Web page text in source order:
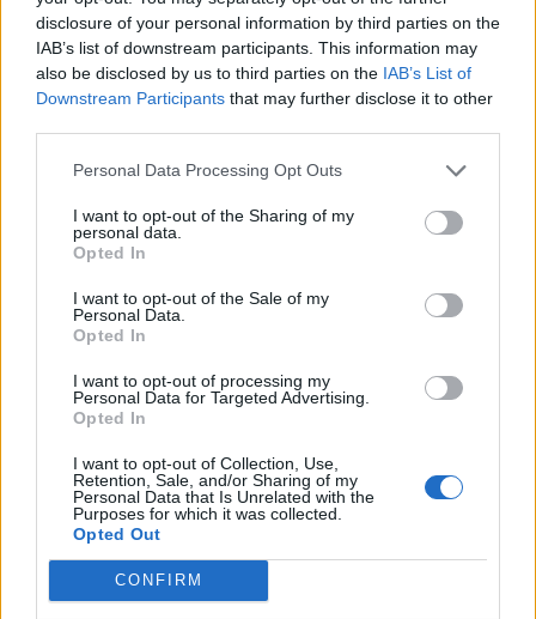
disclosure of your personal information by third parties on the
IAB’s list of downstream participants. This information may
also be disclosed by us to third parties on the IAB’s List of
Downstream Participants that may further disclose it to other
Personal Data Processing Opt Outs
I want to opt-out of the Sharing of my
personal data.
Opted In
I want to opt-out of the Sale of my
Personal Data.
Opted In
I want to opt-out of processing my
Personal Data for Targeted Advertising.
Opted In
I want to opt-out of Collection, Use,
Retention, Sale, and/or Sharing of my
Personal Data that Is Unrelated with the
Purposes for which it was collected.
Opted Out
CONFIRM
a sei, l'Ilva è la prima società tra le non
ripescate
5 Ago 2026
Latte Dolce, Luigi Piredda il primo dei
confermati
Monastir, dopo 43 anni di presidenza
4 Ago 2026
3 Ago 2026
Lnd, oggi le ufficialità sui ripescaggi e poi il
CR sardo può completare i propri organici
3 Ago 2026
L'Ossese in D con lo zoccolo duro: Di Pietro,
Fancellu, Gueli, Nurra, Mainardi e Tapparello
30 Lug 2026